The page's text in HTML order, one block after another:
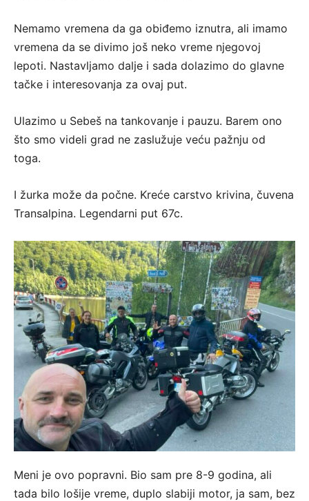
Nemamo vremena da ga obiđemo iznutra, ali imamo
vremena da se divimo još neko vreme njegovoj
lepoti. Nastavljamo dalje i sada dolazimo do glavne
tačke i interesovanja za ovaj put.
Ulazimo u Sebeš na tankovanje i pauzu. Barem ono
što smo videli grad ne zaslužuje veću pažnju od
toga.
I žurka može da počne. Kreće carstvo krivina, čuvena
Transalpina. Legendarni put 67c.
Meni je ovo popravni. Bio sam pre 8-9 godina, ali
tada bilo lošije vreme, duplo slabiji motor, ja sam, bez